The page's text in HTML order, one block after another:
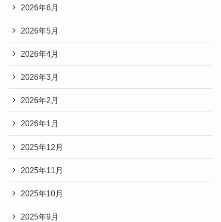
2026年6月
2026年5月
2026年4月
2026年3月
2026年2月
2026年1月
2025年12月
2025年11月
2025年10月
2025年9月